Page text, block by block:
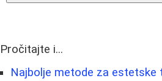
Pročitajte i...
Najbolje metode za estetske